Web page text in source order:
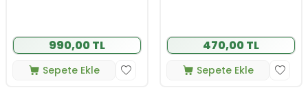
990,00 TL
Sepete Ekle
470,00 TL
Sepete Ekle